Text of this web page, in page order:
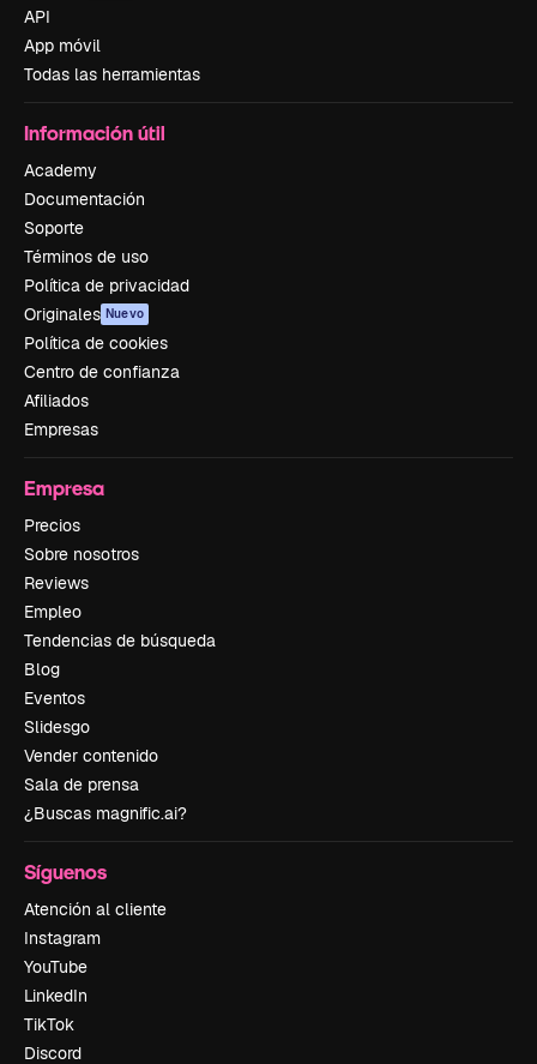
API
App móvil
Todas las herramientas
Información útil
Academy
Documentación
Soporte
Términos de uso
Política de privacidad
Originales Nuevo
Política de cookies
Centro de confianza
Afiliados
Empresas
Empresa
Precios
Sobre nosotros
Reviews
Empleo
Tendencias de búsqueda
Blog
Eventos
Slidesgo
Vender contenido
Sala de prensa
¿Buscas magnific.ai?
Síguenos
Atención al cliente
Instagram
YouTube
LinkedIn
TikTok
Discord